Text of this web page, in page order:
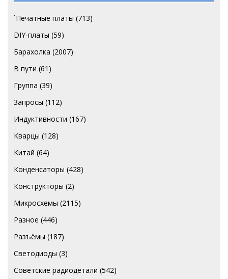
`Печатные платы (713)
DIY-платы (59)
Барахолка (2007)
В пути (61)
Группа (39)
Запросы (112)
Индуктивности (167)
Кварцы (128)
Китай (64)
Конденсаторы (428)
Конструкторы (2)
Микросхемы (2115)
Разное (446)
Разъёмы (187)
Светодиоды (3)
Советские радиодетали (542)